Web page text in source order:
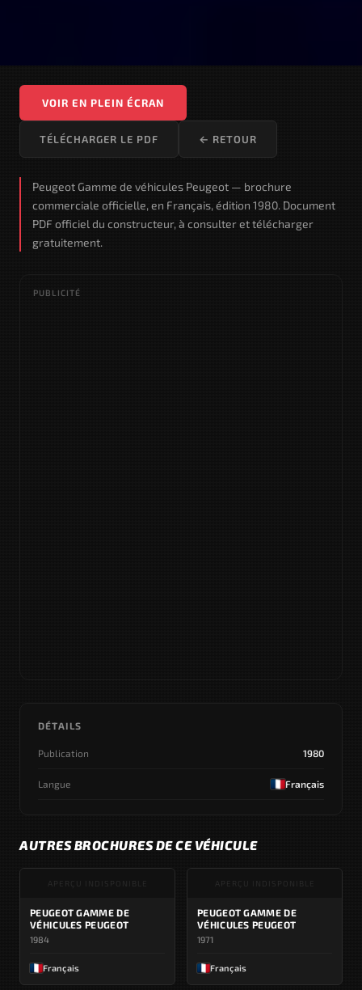
VOIR EN PLEIN ÉCRAN
TÉLÉCHARGER LE PDF ← RETOUR
Peugeot Gamme de véhicules Peugeot — brochure
commerciale officielle, en Français, édition 1980. Document
PDF officiel du constructeur, à consulter et télécharger
gratuitement.
PUBLICITÉ
DÉTAILS
Publication 1980
Langue Français
AUTRES BROCHURES DE CE VÉHICULE
APERÇU INDISPONIBLE
PEUGEOT GAMME DE
VÉHICULES PEUGEOT
1984
Français
APERÇU INDISPONIBLE
PEUGEOT GAMME DE
VÉHICULES PEUGEOT
1971
Français